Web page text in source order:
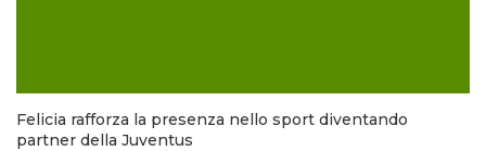
Felicia rafforza la presenza nello sport diventando
partner della Juventus